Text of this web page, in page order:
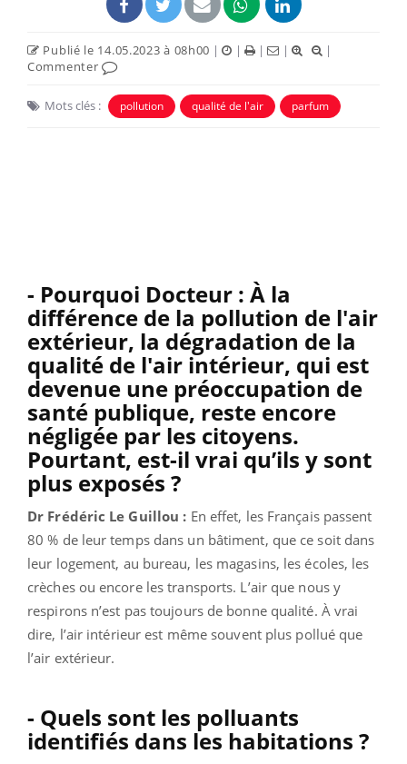
Publié le 14.05.2023 à 08h00 | | | |
|
Commenter
Mots clés : pollution qualité de l'air parfum
- Pourquoi Docteur : À la
différence de la pollution de l'air
extérieur, la dégradation de la
qualité de l'air intérieur, qui est
devenue une préoccupation de
santé publique, reste encore
négligée par les citoyens.
Pourtant, est-il vrai qu’ils y sont
plus exposés ?
Dr Frédéric Le Guillou : En effet, les Français passent
80 % de leur temps dans un bâtiment, que ce soit dans
leur logement, au bureau, les magasins, les écoles, les
crèches ou encore les transports. L’air que nous y
respirons n’est pas toujours de bonne qualité. À vrai
dire, l’air intérieur est même souvent plus pollué que
l’air extérieur.
- Quels sont les polluants
identifiés dans les habitations ?